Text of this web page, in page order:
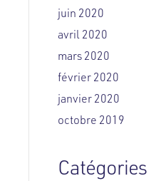
juin 2020
avril 2020
mars 2020
février 2020
janvier 2020
octobre 2019
Catégories